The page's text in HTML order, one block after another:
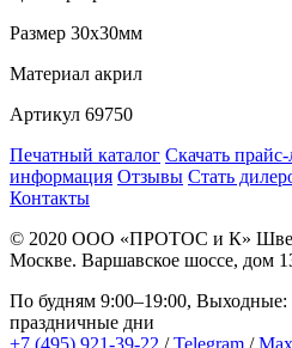
Размер 30х30мм
Материал акрил
Артикул 69750
Печатный каталог Скачать прайс-
информация Отзывы Стать
Контакты
© 2020 ООО «ПРОТОС и К»
Москве. Варшавское шоссе, дом
По будням 9:00–19:00, Выходные:
праздничные дни
+7 (495) 921-39-22 /Telegram /Max